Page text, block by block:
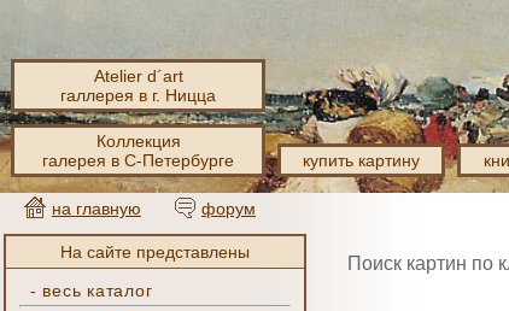
Atelier d´art
галлерея в г. Ницца
Коллекция
галерея в С-Петербурге
купить картину
на главную форум
На сайте представлены
- весь каталог
Поиск картин по